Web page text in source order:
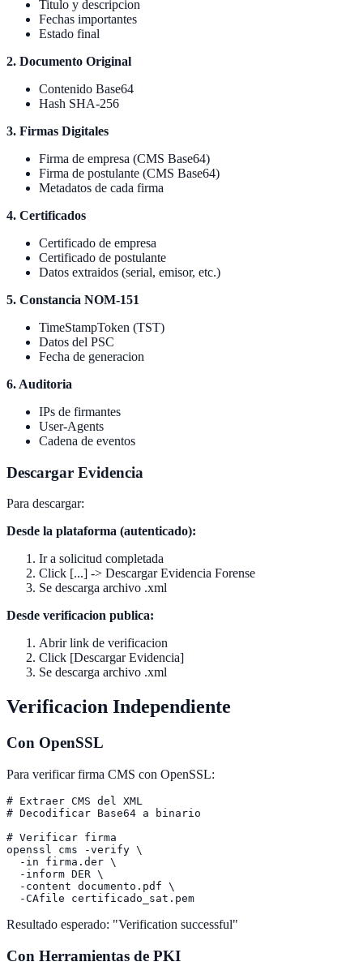
Titulo y descripcion
Fechas importantes
Estado final
2. Documento Original
Contenido Base64
Hash SHA-256
3. Firmas Digitales
Firma de empresa (CMS Base64)
Firma de postulante (CMS Base64)
Metadatos de cada firma
4. Certificados
Certificado de empresa
Certificado de postulante
Datos extraidos (serial, emisor, etc.)
5. Constancia NOM-151
TimeStampToken (TST)
Datos del PSC
Fecha de generacion
6. Auditoria
IPs de firmantes
User-Agents
Cadena de eventos
Descargar Evidencia
Para descargar:
Desde la plataforma (autenticado):
Ir a solicitud completada
Click [...] -> Descargar Evidencia Forense
Se descarga archivo .xml
Desde verificacion publica:
Abrir link de verificacion
Click [Descargar Evidencia]
Se descarga archivo .xml
Verificacion Independiente
Con OpenSSL
Para verificar firma CMS con OpenSSL:
# Extraer CMS del XML
# Decodificar Base64 a binario
# Verificar firma
openssl cms -verify \
  -in firma.der \
  -inform DER \
  -content documento.pdf \
Resultado esperado: "Verification successful"
Con Herramientas de PKI